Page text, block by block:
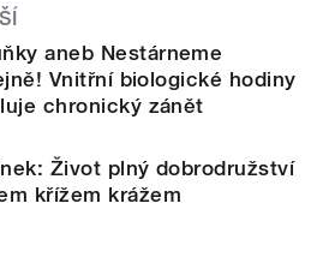
aneb Nestárneme
Vnitřní biologické hodiny
chronický zánět
Život plný dobrodružství
křížem krážem